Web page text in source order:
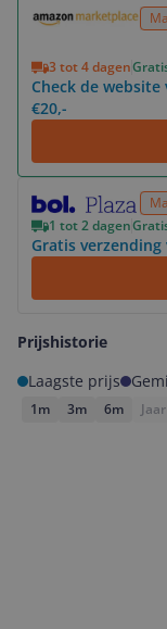
3 tot 4 dagen
Check de
€20,-
1 tot 2 dagen
Gratis
Prijshistorie
Laagste prijs
1m 3m 6m Jaar